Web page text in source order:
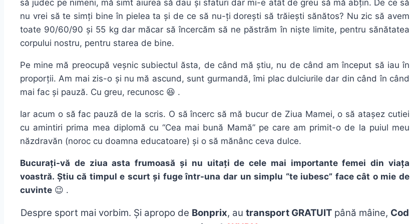
să judec pe nimeni, mă simt aiurea să dau și sfaturi dar mi-e atât de greu să mă abțin. De ce să
nu vrei să te simți bine în pielea ta și de ce să nu-ți dorești să trăiești sănătos? Nu zic să avem
toate 90/60/90 și 55 kg dar măcar să încercăm să ne păstrăm în niște limite, pentru sănătatea
corpului nostru, pentru starea de bine.
Pe mine mă preocupă veșnic subiectul ăsta, de când mă știu, nu de când am început să iau în
proporții. Am mai zis-o și nu mă ascund, sunt gurmandă, îmi plac dulciurile dar din când în când
mai fac și pauză. Cu greu, recunosc 😆 .
Iar acum o să fac pauză de la scris. O să încerc să mă bucur de Ziua Mamei, o să atașez cutiei
cu amintiri prima mea diplomă cu “Cea mai bună Mamă” pe care am primit-o de la puiul meu
năzdravăn (noroc cu doamna educatoare) și o să mănânc ceva dulce.
Bucurați-vă de ziua asta frumoasă și nu uitați de cele mai importante femei din viața
voastră. Știu că timpul e scurt și fuge într-una dar un simplu “te iubesc” face cât o mie de
cuvinte 😉 .
Despre sport mai vorbim. Și apropo de Bonprix, au transport GRATUIT până mâine, Cod